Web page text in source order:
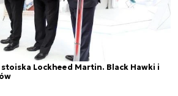
stoiska Lockheed Martin. Black Hawki i